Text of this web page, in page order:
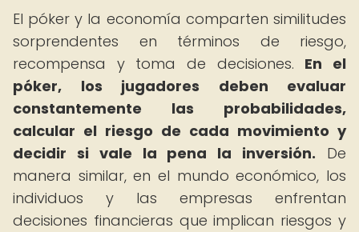
El póker y la economía comparten similitudes
sorprendentes en términos de riesgo,
recompensa y toma de decisiones. En el
póker, los jugadores deben evaluar
constantemente las probabilidades,
calcular el riesgo de cada movimiento y
decidir si vale la pena la inversión. De
manera similar, en el mundo económico, los
individuos y las empresas enfrentan
decisiones financieras que implican riesgos y